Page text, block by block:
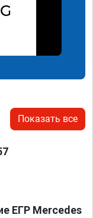
Показать все
ЕГР Mercedes